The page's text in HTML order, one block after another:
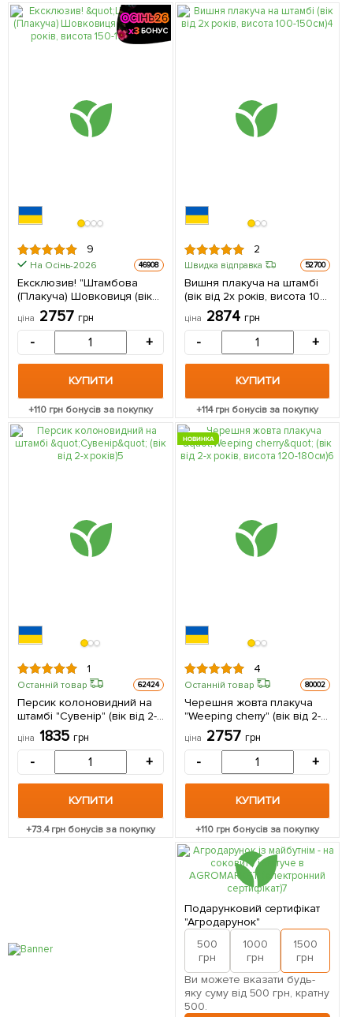
9
На Осінь-2026 46908
Ексклюзив! "Штамбова
(Плакуча) Шовковиця (вік
від 2-х років, висота 150-
190см) 1 саджанець в
ціна 2757 грн
- +
КУПИТИ
+110 грн бонусів за покупку
2
Швидка відправка 52700
Вишня плакуча на штамбі
(вік від 2х років, висота 100-
150см) 1 саджанець в
упаковці
ціна 2874 грн
- +
КУПИТИ
+114грн бонусів за покупку
1
Останній товар 62424
Персик колоновидний на
штамбі "Сувенір" (вік від 2-х
років) 1 саджанець в
упаковці
ціна 1835 грн
- +
КУПИТИ
+73.4грн бонусів за покупку
НОВИНКА
4
Останній товар 80002
Черешня жовта плакуча
"Weeping cherry" (вік від 2-х
років, висота 120-180см)
ціна 2757 грн
- +
КУПИТИ
+110грн бонусів за покупку
Подарунковий сертифікат
"Агродарунок"
500
грн
1000
грн
1500
грн
Ви можете вказати будь-
яку суму від 500 грн, кратну
500.